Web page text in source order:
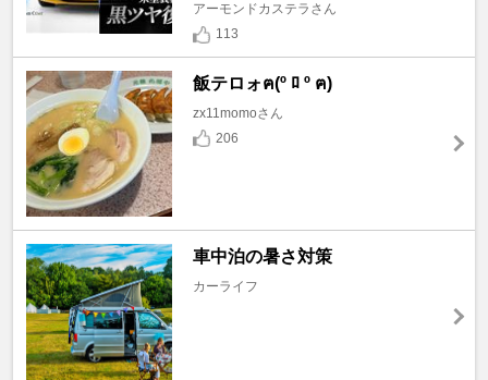
アーモンドカステラさん
113
飯テロォฅ(º ﾛ º ฅ)
zx11momoさん
206
車中泊の暑さ対策
カーライフ